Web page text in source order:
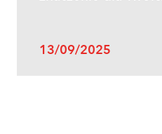
13/09/2025